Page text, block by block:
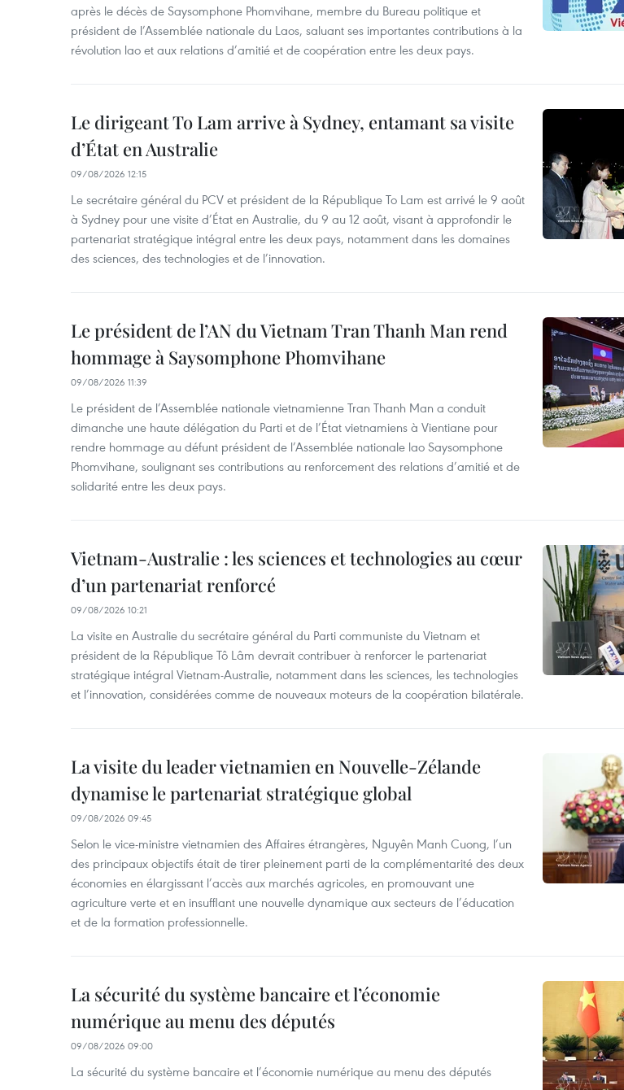
après le décès de Saysomphone Phomvihane, membre du Bureau politique et
président de l’Assemblée nationale du Laos, saluant ses importantes contributions à la
révolution lao et aux relations d’amitié et de coopération entre les deux pays.
Le dirigeant To Lam arrive à Sydney, entamant sa visite
d’État en Australie
09/08/2026 12:15
Le secrétaire général du PCV et président de la République To Lam est arrivé le 9 août
à Sydney pour une visite d’État en Australie, du 9 au 12 août, visant à approfondir le
partenariat stratégique intégral entre les deux pays, notamment dans les domaines
des sciences, des technologies et de l’innovation.
Le président de l’AN du Vietnam Tran Thanh Man rend
hommage à Saysomphone Phomvihane
09/08/2026 11:39
Le président de l’Assemblée nationale vietnamienne Tran Thanh Man a conduit
dimanche une haute délégation du Parti et de l’État vietnamiens à Vientiane pour
rendre hommage au défunt président de l’Assemblée nationale lao Saysomphone
Phomvihane, soulignant ses contributions au renforcement des relations d’amitié et de
solidarité entre les deux pays.
Vietnam-Australie : les sciences et technologies au cœur
d’un partenariat renforcé
09/08/2026 10:21
La visite en Australie du secrétaire général du Parti communiste du Vietnam et
président de la République Tô Lâm devrait contribuer à renforcer le partenariat
stratégique intégral Vietnam-Australie, notamment dans les sciences, les technologies
et l’innovation, considérées comme de nouveaux moteurs de la coopération bilatérale.
La visite du leader vietnamien en Nouvelle-Zélande
dynamise le partenariat stratégique global
09/08/2026 09:45
Selon le vice-ministre vietnamien des Affaires étrangères, Nguyên Manh Cuong, l’un
des principaux objectifs était de tirer pleinement parti de la complémentarité des deux
économies en élargissant l’accès aux marchés agricoles, en promouvant une
agriculture verte et en insufflant une nouvelle dynamique aux secteurs de l’éducation
et de la formation professionnelle.
La sécurité du système bancaire et l’économie
numérique au menu des députés
09/08/2026 09:00
La sécurité du système bancaire et l’économie numérique au menu des députés